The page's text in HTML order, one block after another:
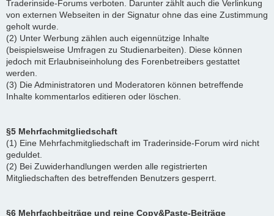
Traderinside-Forums verboten. Darunter zählt auch die Verlinkung
von externen Webseiten in der Signatur ohne das eine Zustimmung
geholt wurde.
(2) Unter Werbung zählen auch eigennützige Inhalte
(beispielsweise Umfragen zu Studienarbeiten). Diese können
jedoch mit Erlaubniseinholung des Forenbetreibers gestattet
werden.
(3) Die Administratoren und Moderatoren können betreffende
Inhalte kommentarlos editieren oder löschen.
§5 Mehrfachmitgliedschaft
(1) Eine Mehrfachmitgliedschaft im Traderinside-Forum wird nicht
geduldet.
(2) Bei Zuwiderhandlungen werden alle registrierten
Mitgliedschaften des betreffenden Benutzers gesperrt.
§6 Mehrfachbeiträge und reine Copy&Paste-Beiträge